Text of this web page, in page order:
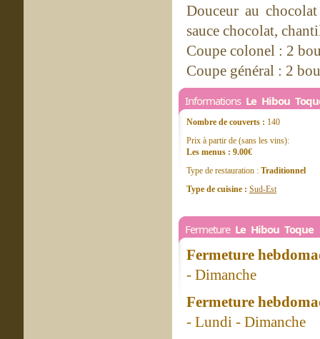
Douceur au
sauce chocolat,
Coupe colonel : 2
Coupe général : 2
Informations Le Hibou
Nombre de couverts : 140
Prix à partir de (sans les vins):
Les menus : 9.00€
Type de restauration : Traditionnel
Type de cuisine : Sud-Est
Fermeture Le Hibou Toque
Fermeture
- Dimanche
Fermeture
- Lundi - Dimanche